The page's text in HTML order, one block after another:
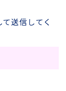
送信してく